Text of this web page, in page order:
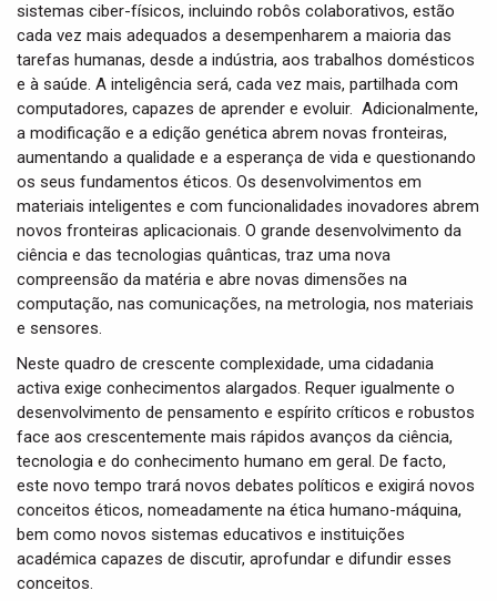
sistemas ciber-físicos, incluindo robôs colaborativos, estão
cada vez mais adequados a desempenharem a maioria das
tarefas humanas, desde a indústria, aos trabalhos domésticos
e à saúde. A inteligência será, cada vez mais, partilhada com
computadores, capazes de aprender e evoluir. Adicionalmente,
a modificação e a edição genética abrem novas fronteiras,
aumentando a qualidade e a esperança de vida e questionando
os seus fundamentos éticos. Os desenvolvimentos em
materiais inteligentes e com funcionalidades inovadores abrem
novos fronteiras aplicacionais. O grande desenvolvimento da
ciência e das tecnologias quânticas, traz uma nova
compreensão da matéria e abre novas dimensões na
computação, nas comunicações, na metrologia, nos materiais
e sensores.
Neste quadro de crescente complexidade, uma cidadania
activa exige conhecimentos alargados. Requer igualmente o
desenvolvimento de pensamento e espírito críticos e robustos
face aos crescentemente mais rápidos avanços da ciência,
tecnologia e do conhecimento humano em geral. De facto,
este novo tempo trará novos debates políticos e exigirá novos
conceitos éticos, nomeadamente na ética humano-máquina,
bem como novos sistemas educativos e instituições
académica capazes de discutir, aprofundar e difundir esses
conceitos.